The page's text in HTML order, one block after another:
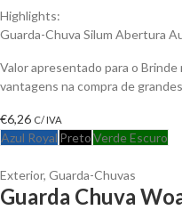
Highlights:
Guarda-Chuva Silum Abertura
Valor apresentado para o
vantagens na compra de
€6,26 C/ IVA
Azul Royal PretoVerde Escuro
Exterior, Guarda-Chuvas
Guarda Chuva